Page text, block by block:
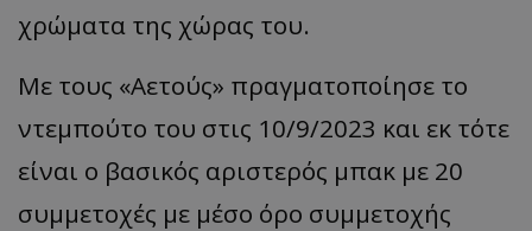
χρώματα της χώρας του.
Με τους «Αετούς» πραγματοποίησε το
ντεμπούτο του στις 10/9/2023 και εκ τότε
είναι ο βασικός αριστερός μπακ με 20
συμμετοχές με μέσο όρο συμμετοχής